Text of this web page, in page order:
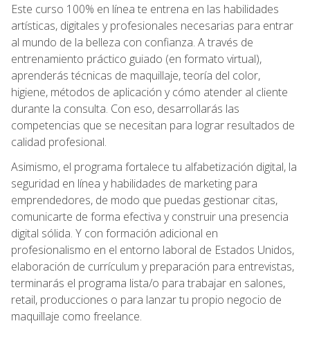
Este curso 100% en línea te entrena en las habilidades
artísticas, digitales y profesionales necesarias para entrar
al mundo de la belleza con confianza. A través de
entrenamiento práctico guiado (en formato virtual),
aprenderás técnicas de maquillaje, teoría del color,
higiene, métodos de aplicación y cómo atender al cliente
durante la consulta. Con eso, desarrollarás las
competencias que se necesitan para lograr resultados de
calidad profesional.
Asimismo, el programa fortalece tu alfabetización digital, la
seguridad en línea y habilidades de marketing para
emprendedores, de modo que puedas gestionar citas,
comunicarte de forma efectiva y construir una presencia
digital sólida. Y con formación adicional en
profesionalismo en el entorno laboral de Estados Unidos,
elaboración de currículum y preparación para entrevistas,
terminarás el programa lista/o para trabajar en salones,
retail, producciones o para lanzar tu propio negocio de
maquillaje como freelance.